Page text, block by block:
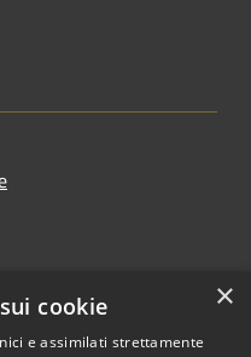
×
cookie
e assimilati strettamente